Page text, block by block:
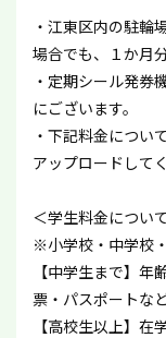
・江東区内の駐輪
場合でも、１か月
・定期シール発券
にございます。
・下記料金につい
アップロードして
＜学生料金につい
※小学校・中学校
【中学生まで】
票・パスポートなど
【高校生以上】